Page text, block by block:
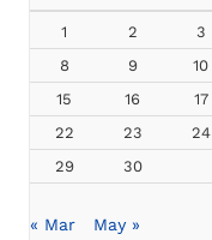
1 2 3
8
9 10
15
16 17
22
23 24
29
30
« Mar May »